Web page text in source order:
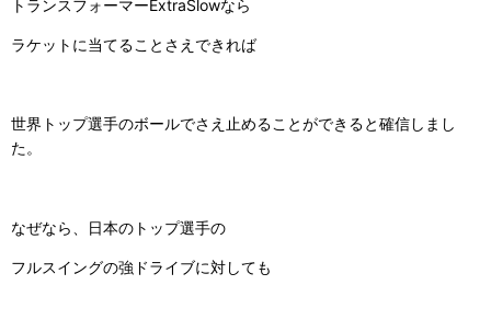
トランスフォーマーExtraSlowなら
ラケットに当てることさえできれば
世界トップ選手のボールでさえ止めることができると確信しまし
た。
なぜなら、日本のトップ選手の
フルスイングの強ドライブに対しても